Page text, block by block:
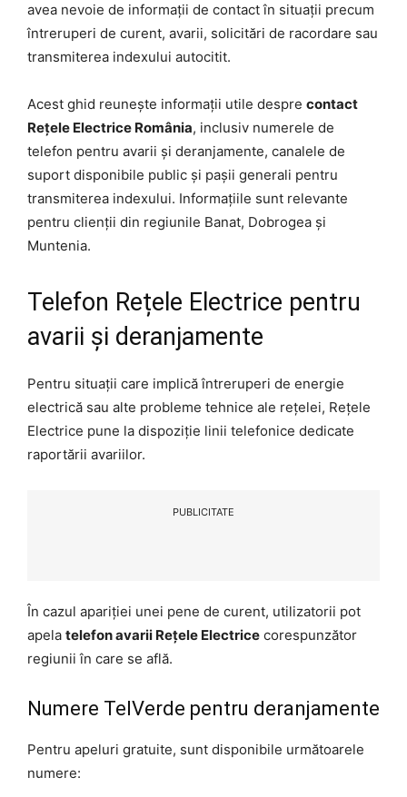
avea nevoie de informații de contact în situații precum
întreruperi de curent, avarii, solicitări de racordare sau
transmiterea indexului autocitit.
Acest ghid reunește informații utile despre contact
Rețele Electrice România, inclusiv numerele de
telefon pentru avarii și deranjamente, canalele de
suport disponibile public și pașii generali pentru
transmiterea indexului. Informațiile sunt relevante
pentru clienții din regiunile Banat, Dobrogea și
Muntenia.
Telefon Rețele Electrice pentru
avarii și deranjamente
Pentru situații care implică întreruperi de energie
electrică sau alte probleme tehnice ale rețelei, Rețele
Electrice pune la dispoziție linii telefonice dedicate
raportării avariilor.
PUBLICITATE
În cazul apariției unei pene de curent, utilizatorii pot
apela telefon avarii Rețele Electrice corespunzător
regiunii în care se află.
Numere TelVerde pentru deranjamente
Pentru apeluri gratuite, sunt disponibile următoarele
numere: